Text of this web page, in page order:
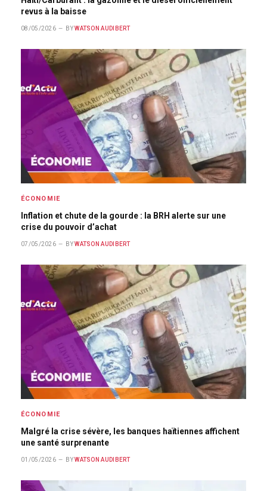
revus à la baisse
08/05/2026 BY WATSON AUDIBERT
ÉCONOMIE
Inflation et chute de la gourde : la BRH alerte sur une
crise du pouvoir d’achat
07/05/2026 BY WATSON AUDIBERT
ÉCONOMIE
Malgré la crise sévère, les banques haïtiennes affichent
une santé surprenante
01/05/2026 BY WATSON AUDIBERT